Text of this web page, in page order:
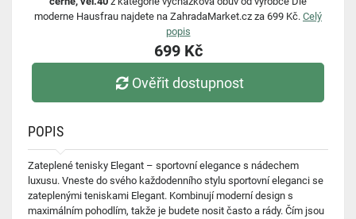
moderne Hausfrau najdete na ZahradaMarket.cz za 699 Kč. Celý
popis
699 Kč
Ověřit dostupnost
POPIS
Zateplené tenisky Elegant – sportovní elegance s nádechem
luxusu. Vneste do svého každodenního stylu sportovní eleganci se
zateplenými teniskami Elegant. Kombinují moderní design s
maximálním pohodlím, takže je budete nosit často a rády. Čím jsou